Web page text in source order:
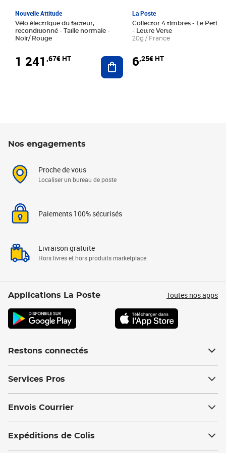
Nouvelle Attitude
Vélo électrique du facteur,
reconditionné - Taille normale -
Noir/ Rouge
1 241 ,67€ HT Ajouter au panier
La Poste
Collector 4 timbres - Le Petit
- Lettre Verte
20g / France
6,25€ HT
Nos engagements
Proche de vous
Localiser un bureau de poste
Paiements 100% sécurisés
Livraison gratuite
Hors livres et hors produits marketplace
Applications La Poste Toutes nos apps
Restons connectés
Services Pros
Envois Courrier
Expéditions de Colis